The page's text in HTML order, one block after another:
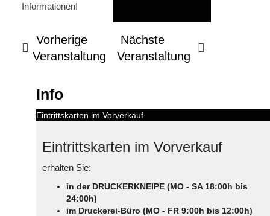
Informationen!
Vorherige
Veranstaltung
Nächste
Veranstaltung
Info
Eintrittskarten im Vorverkauf
Eintrittskarten im Vorverkauf
erhalten Sie:
in der DRUCKERKNEIPE (MO - SA 18:00h bis
24:00h)
im Druckerei-Büro (MO - FR 9:00h bis 12:00h)